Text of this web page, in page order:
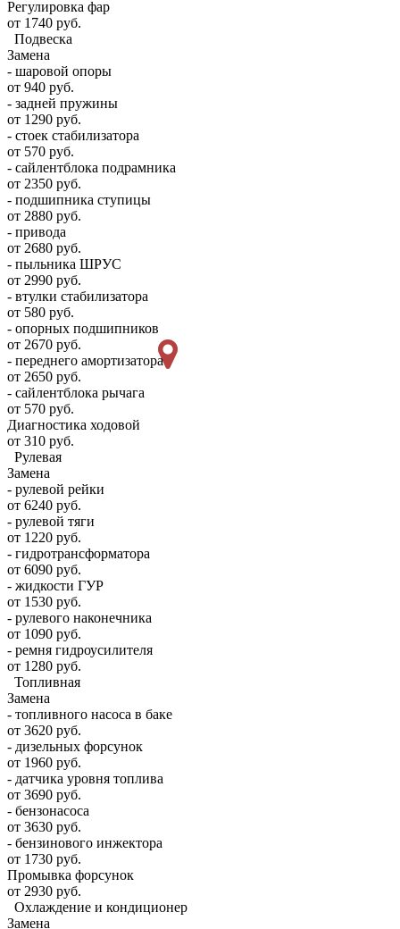
Регулировка фар
от 1740 руб.
Подвеска
Замена
- шаровой опоры
от 940 руб.
- задней пружины
от 1290 руб.
- стоек стабилизатора
от 570 руб.
- сайлентблока подрамника
от 2350 руб.
- подшипника ступицы
от 2880 руб.
- привода
от 2680 руб.
- пыльника ШРУС
от 2990 руб.
- втулки стабилизатора
от 580 руб.
- опорных подшипников
от 2670 руб.
- переднего амортизатора
от 2650 руб.
- сайлентблока рычага
от 570 руб.
Диагностика ходовой
от 310 руб.
Рулевая
Замена
- рулевой рейки
от 6240 руб.
- рулевой тяги
от 1220 руб.
- гидротрансформатора
от 6090 руб.
- жидкости ГУР
от 1530 руб.
- рулевого наконечника
от 1090 руб.
- ремня гидроусилителя
от 1280 руб.
Топливная
Замена
- топливного насоса в баке
от 3620 руб.
- дизельных форсунок
от 1960 руб.
- датчика уровня топлива
от 3690 руб.
- бензонасоса
от 3630 руб.
- бензинового инжектора
от 1730 руб.
Промывка форсунок
от 2930 руб.
Охлаждение и кондиционер
Замена